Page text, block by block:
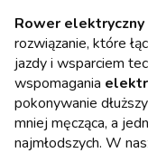
Rower
rozwiązanie, które
jazdy i wsparciem
wspomagania
pokonywanie
mniej męcząca, a
najmłodszych. W